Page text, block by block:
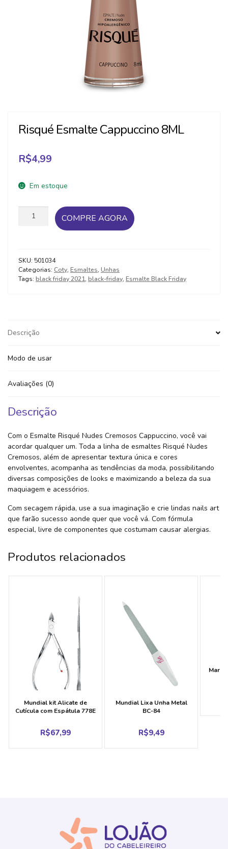
Risqué Esmalte Cappuccino 8ML
R$4,99
Em estoque
Risqué
COMPRE AGORA
SKU: 501034
Categorias: Coty, Esmaltes, Unhas
Tags: black friday 2021, black-friday, Esmalte Black Friday
Descrição
Modo de usar
Avaliações (0)
Descrição
Com o Esmalte Risqué Nudes Cremosos Cappuccino, você vai
acordar qualquer um. Toda a linha de esmaltes Risqué Nudes
Cremosos, além de apresentar textura única e cores
envolventes, acompanha as tendências da moda, possibilitando
diversas composições de looks e maximizando a beleza da sua
maquiagem e acessórios.
Com secagem rápida, use a sua imaginação e crie lindas nails art
que farão sucesso aonde quer que você vá. Com fórmula
especial, livre de componentes que costumam causar alergias.
Produtos relacionados
Mundial kit Alicate de
Cutícula com Espátula 778E
R$67,99
Mundial Lixa Unha Metal
BC-84
R$9,49